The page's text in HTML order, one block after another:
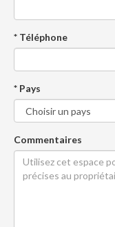
* Téléphone
* Pays
Commentaires